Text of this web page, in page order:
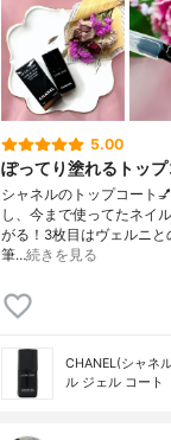
5.00
ぽってり塗れるトップ
シャネルのトップコート
し、今まで使ってたネイ
がる！3枚目はヴェルニ
筆…続きを見る
CHANEL(シャネ
ル ジェル コート